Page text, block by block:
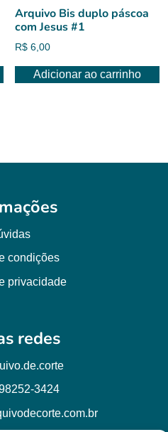
Arquivo Bis duplo páscoa
com Jesus #1
R$ 6,00
Adicionar ao carrinho
condições
privacidade
redes
3424